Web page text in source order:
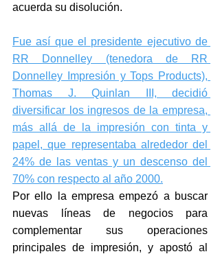
acuerda su disolución.
Fue así que el presidente ejecutivo de
RR Donnelley (tenedora de RR
Donnelley Impresión y Tops Products),
Thomas J. Quinlan III, decidió
diversificar los ingresos de la empresa,
más allá de la impresión con tinta y
papel, que representaba alrededor del
24% de las ventas y un descenso del
70% con respecto al año 2000.
Por ello la empresa empezó a buscar
nuevas líneas de negocios para
complementar sus operaciones
principales de impresión, y apostó al